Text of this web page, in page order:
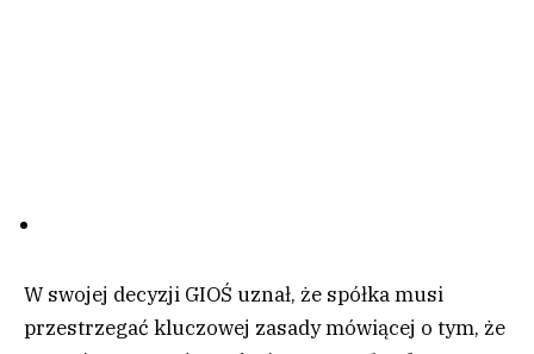
W swojej decyzji GIOŚ uznał, że spółka musi
przestrzegać kluczowej zasady mówiącej o tym, że